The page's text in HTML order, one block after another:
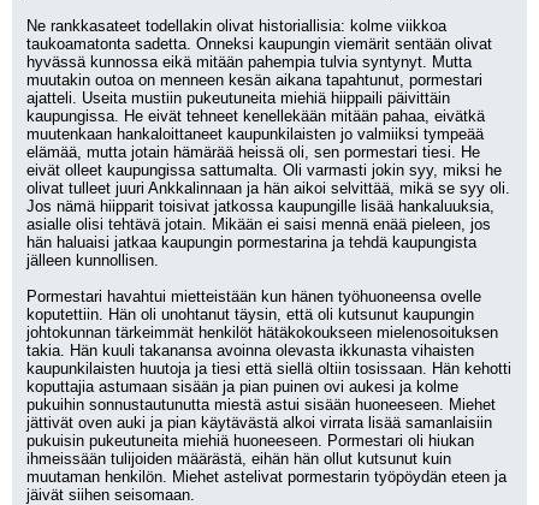
Ne rankkasateet todellakin olivat historiallisia: kolme viikkoa
taukoamatonta sadetta. Onneksi kaupungin viemärit sentään olivat
hyvässä kunnossa eikä mitään pahempia tulvia syntynyt. Mutta
muutakin outoa on menneen kesän aikana tapahtunut, pormestari
ajatteli. Useita mustiin pukeutuneita miehiä hiippaili päivittäin
kaupungissa. He eivät tehneet kenellekään mitään pahaa, eivätkä
muutenkaan hankaloittaneet kaupunkilaisten jo valmiiksi tympeää
elämää, mutta jotain hämärää heissä oli, sen pormestari tiesi. He
eivät olleet kaupungissa sattumalta. Oli varmasti jokin syy, miksi he
olivat tulleet juuri Ankkalinnaan ja hän aikoi selvittää, mikä se syy oli.
Jos nämä hiipparit toisivat jatkossa kaupungille lisää hankaluuksia,
asialle olisi tehtävä jotain. Mikään ei saisi mennä enää pieleen, jos
hän haluaisi jatkaa kaupungin pormestarina ja tehdä kaupungista
jälleen kunnollisen.
Pormestari havahtui mietteistään kun hänen työhuoneensa ovelle
koputettiin. Hän oli unohtanut täysin, että oli kutsunut kaupungin
johtokunnan tärkeimmät henkilöt hätäkokoukseen mielenosoituksen
takia. Hän kuuli takanansa avoinna olevasta ikkunasta vihaisten
kaupunkilaisten huutoja ja tiesi että siellä oltiin tosissaan. Hän kehotti
koputtajia astumaan sisään ja pian puinen ovi aukesi ja kolme
pukuihin sonnustautunutta miestä astui sisään huoneeseen. Miehet
jättivät oven auki ja pian käytävästä alkoi virrata lisää samanlaisiin
pukuisin pukeutuneita miehiä huoneeseen. Pormestari oli hiukan
ihmeissään tulijoiden määrästä, eihän hän ollut kutsunut kuin
muutaman henkilön. Miehet astelivat pormestarin työpöydän eteen ja
jäivät siihen seisomaan.